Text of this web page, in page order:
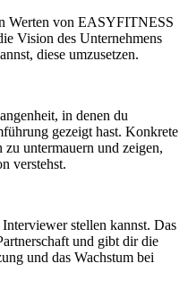
Werten von EASYFITNESS
Vision des Unternehmens
diese umzusetzen.
in denen du
gezeigt hast. Konkrete
untermauern und zeigen,
verstehst.
stellen kannst. Das
und gibt dir die
und das Wachstum bei